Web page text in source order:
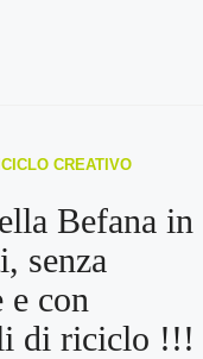
CREATIVO
Befana in
senza
e con
di riciclo !!!